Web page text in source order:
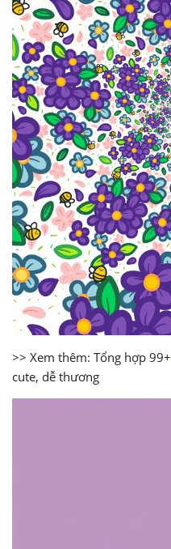
>> Xem thêm: Tổng hợp 99+
cute, dễ thương